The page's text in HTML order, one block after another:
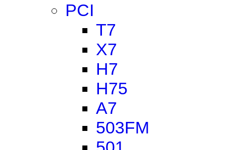
PCI
T7
X7
H7
H75
A7
503FM